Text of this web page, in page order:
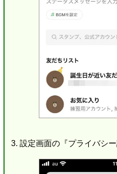
設定画面の『プライバシ